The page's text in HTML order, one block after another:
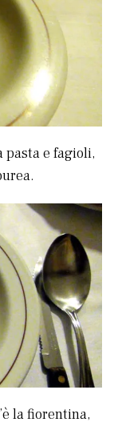
pasta e fagioli,
la fiorentina,